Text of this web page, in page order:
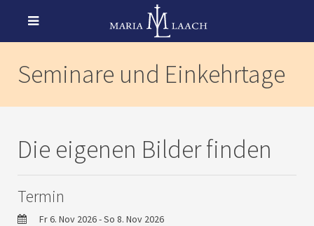
Seminare und Einkehrtage
Die eigenen Bilder finden
Termin
Fr 6. Nov 2026 - So 8. Nov 2026